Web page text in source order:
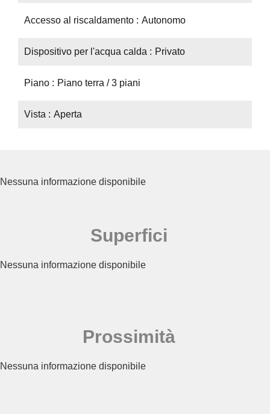
Accesso al riscaldamento Autonomo
Dispositivo per l'acqua calda Privato
Piano Piano terra / 3 piani
Vista Aperta
Nessuna informazione disponibile
Superfici
Nessuna informazione disponibile
Prossimità
Nessuna informazione disponibile